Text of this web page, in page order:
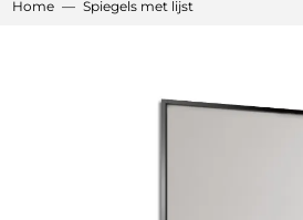
Home Spiegels met lijst